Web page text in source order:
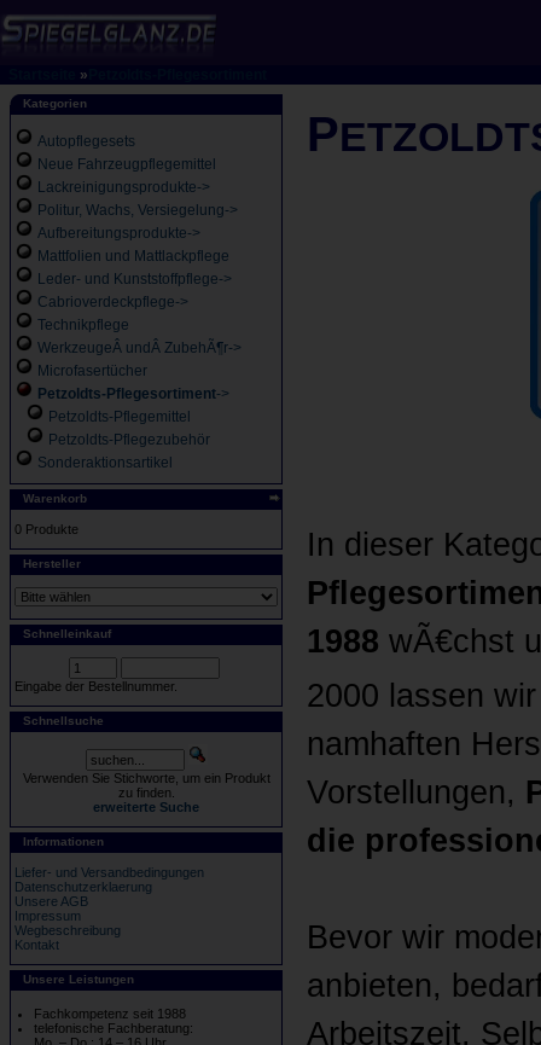
»
Kategorien
Autopflegesets
Neue Fahrzeugpflegemittel
Lackreinigungsprodukte->
Politur, Wachs, Versiegelung->
Aufbereitungsprodukte->
Mattfolien und Mattlackpflege
Leder- und Kunststoffpflege->
Cabrioverdeckpflege->
Technikpflege
WerkzeugeÂ undÂ ZubehÃ¶r->
Microfasertücher
Petzoldts-Pflegesortiment->
Petzoldts-Pflegemittel
Petzoldts-Pflegezubehör
Sonderaktionsartikel
Warenkorb
0 Produkte
Hersteller
Schnelleinkauf
Eingabe der Bestellnummer.
Schnellsuche
Verwenden Sie Stichworte, um ein Produkt
zu finden.
erweiterte Suche
Informationen
Liefer- und Versandbedingungen
Datenschutzerklaerung
Unsere AGB
Impressum
Wegbeschreibung
Kontakt
Unsere Leistungen
Fachkompetenz seit 1988
telefonische Fachberatung:
P
In dieser
1988 wÃ€chst
2000 lassen
namhaften
Vorstellungen,
die
Bevor wir
anbieten,
Arbeitszeit.